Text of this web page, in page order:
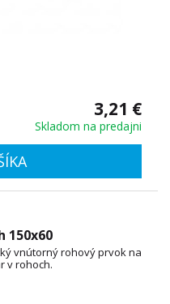
3,21 €
Skladom na predajni
150x60
vnútorný rohový prvok na
v rohoch.